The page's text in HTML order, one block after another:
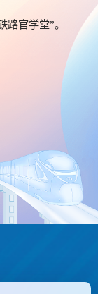
官学堂”。